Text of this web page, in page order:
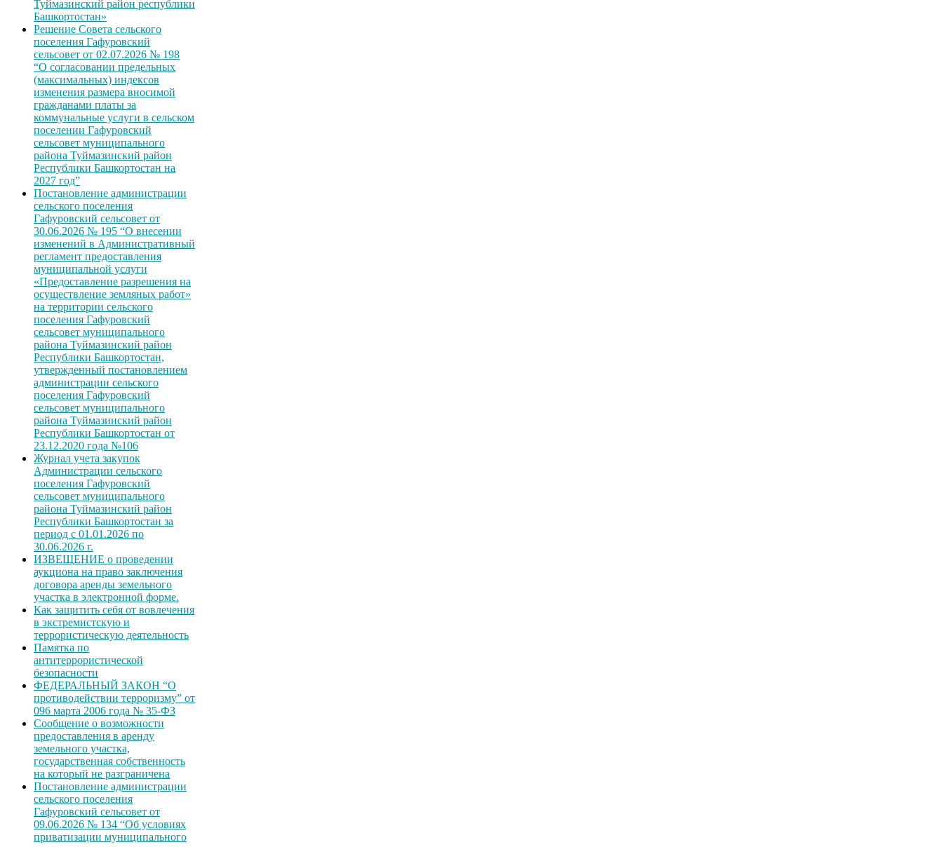
Туймазинский район республики
Башкортостан»
Решение Совета сельского
поселения Гафуровский
сельсовет от 02.07.2026 № 198
“О согласовании предельных
(максимальных) индексов
изменения размера вносимой
гражданами платы за
коммунальные услуги в сельском
поселении Гафуровский
сельсовет муниципального
района Туймазинский район
Республики Башкортостан на
2027 год”
Постановление администрации
сельского поселения
Гафуровский сельсовет от
30.06.2026 № 195 “О внесении
изменений в Административный
регламент предоставления
муниципальной услуги
«Предоставление разрешения на
осуществление земляных работ»
на территории сельского
поселения Гафуровский
сельсовет муниципального
района Туймазинский район
Республики Башкортостан,
утвержденный постановлением
администрации сельского
поселения Гафуровский
сельсовет муниципального
района Туймазинский район
Республики Башкортостан от
23.12.2020 года №106
Журнал учета закупок
Администрации сельского
поселения Гафуровский
сельсовет муниципального
района Туймазинский район
Республики Башкортостан за
период с 01.01.2026 по
30.06.2026 г.
ИЗВЕЩЕНИЕ о проведении
аукциона на право заключения
договора аренды земельного
участка в электронной форме.
Как защитить себя от вовлечения
в экстремистскую и
террористическую деятельность
Памятка по
антитеррористической
безопасности
ФЕДЕРАЛЬНЫЙ ЗАКОН “О
противодействии терроризму” от
096 марта 2006 года № 35-ФЗ
Сообщение о возможности
предоставления в аренду
земельного участка,
государственная собственность
на который не разграничена
Постановление администрации
сельского поселения
Гафуровский сельсовет от
09.06.2026 № 134 “Об условиях
приватизации муниципального